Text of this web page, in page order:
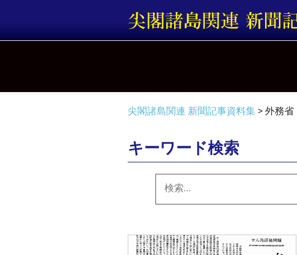
テ
ス
尖閣諸島関連 新聞記事資料集>外務省
キーワード検索
索: